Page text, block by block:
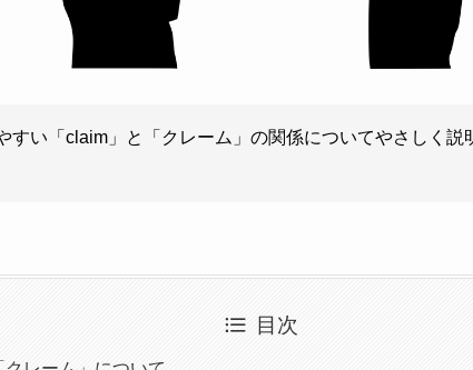
すい「claim」と「クレーム」の関係についてやさしく説
目次